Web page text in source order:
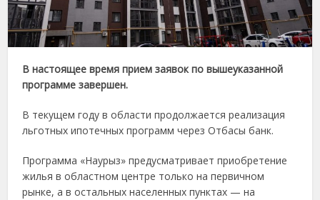
В настоящее время прием заявок по вышеуказанной
программе завершен.
В текущем году в области продолжается реализация
льготных ипотечных программ через Отбасы банк.
Программа «Наурыз» предусматривает приобретение
жилья в областном центре только на первичном
рынке, а в остальных населенных пунктах — на